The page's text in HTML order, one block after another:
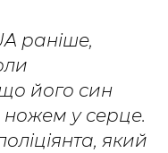
раніше,
його син
ножем у серце.
який